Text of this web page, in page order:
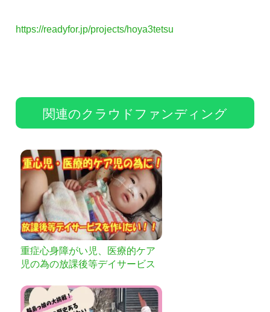
https://readyfor.jp/projects/hoya3tetsu
関連のクラウドファンディング
重症心身障がい児、医療的ケア
児の為の放課後等デイサービス